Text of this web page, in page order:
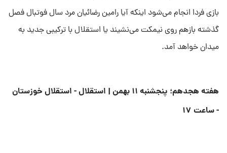
بازی فردا انجام می‌شود اینکه آیا رامین رضائیان مرد سال فوتبال فصل
گذشته بازهم روی نیمکت می‌نشیند یا استقلال با ترکیبی جدید به
میدان خواهد آمد.
هفته هجدهم؛ پنجشنبه ۱۱ بهمن |
استقلال - استقلال خوزستان
- ساعت ۱۷